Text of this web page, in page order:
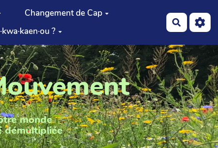
Changement de Cap
?
monde
démultipliée